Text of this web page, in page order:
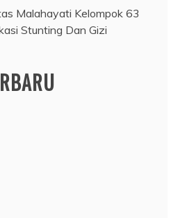
Malahayati Kelompok 63
Stunting Dan Gizi